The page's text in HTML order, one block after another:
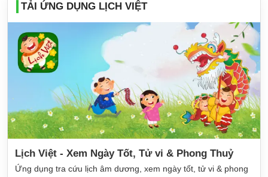
TẢI ỨNG DỤNG LỊCH VIỆT
Lịch Việt - Xem Ngày Tốt, Tử vi & Phong Thuỷ
Ứng dụng tra cứu lịch âm dương, xem ngày tốt, tử vi & phong